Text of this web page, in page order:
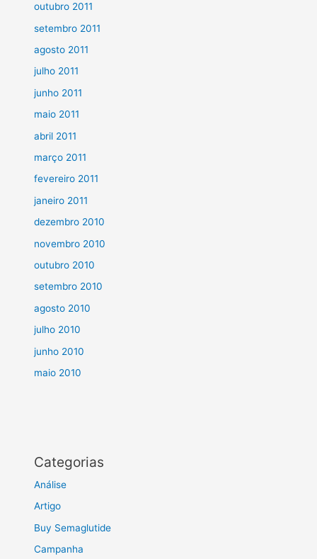
outubro 2011
setembro 2011
agosto 2011
julho 2011
junho 2011
maio 2011
abril 2011
março 2011
fevereiro 2011
janeiro 2011
dezembro 2010
novembro 2010
outubro 2010
setembro 2010
agosto 2010
julho 2010
junho 2010
maio 2010
Categorias
Análise
Artigo
Buy Semaglutide
Campanha